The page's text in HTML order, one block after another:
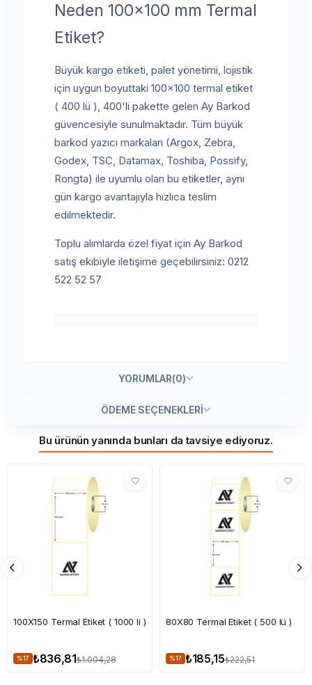
Neden 100x100 mm Termal
Etiket?
Büyük kargo etiketi, palet yönetimi, lojistik
için uygun boyuttaki 100x100 termal etiket
( 400 lü ), 400'li pakette gelen Ay Barkod
güvencesiyle sunulmaktadır. Tüm büyük
barkod yazıcı markaları (Argox, Zebra,
Godex, TSC, Datamax, Toshiba, Possify,
Rongta) ile uyumlu olan bu etiketler, aynı
gün kargo avantajıyla hızlıca teslim
edilmektedir.
Toplu alımlarda özel fiyat için Ay Barkod
satış ekibiyle iletişime geçebilirsiniz: 0212
522 52 57
YORUMLAR(0)
ÖDEME SEÇENEKLERI
Bu ürünün yanında bunları da tavsiye ediyoruz.
100X150 Termal Etiket ( 1000 li )
%17 ₺836,81₺1.004,28
80X80 Termal Etiket ( 500 lü )
%17 ₺185,15₺222,51